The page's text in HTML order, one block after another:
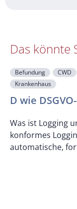
Das könnte
Befundung CWD
Krankenhaus
D wie
Was ist Logging
konformes
automatische,